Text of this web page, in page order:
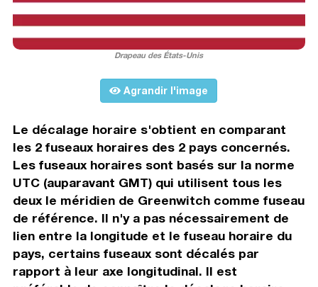
Drapeau des États-Unis
Agrandir l'image
Le décalage horaire s'obtient en comparant
les 2 fuseaux horaires des 2 pays concernés.
Les fuseaux horaires sont basés sur la norme
UTC (auparavant GMT) qui utilisent tous les
deux le méridien de Greenwitch comme fuseau
de référence. Il n'y a pas nécessairement de
lien entre la longitude et le fuseau horaire du
pays, certains fuseaux sont décalés par
rapport à leur axe longitudinal. Il est